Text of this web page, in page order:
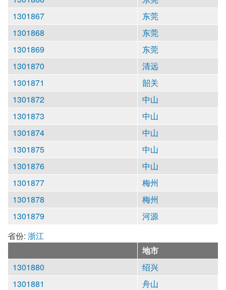
1301867
东莞
1301868
东莞
1301869
东莞
1301870
清远
1301871
韶关
1301872
中山
1301873
中山
1301874
中山
1301875
中山
1301876
中山
1301877
梅州
1301878
梅州
1301879
河源
省份: 浙江
地市
1301880
绍兴
1301881
舟山